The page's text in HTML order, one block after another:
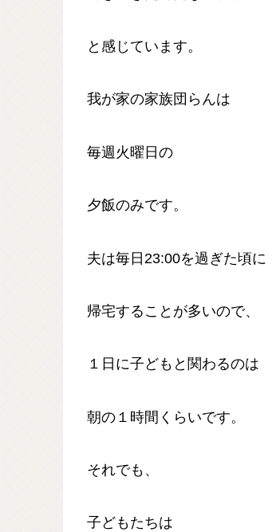
と感じています。
我が家の家族団らんは
毎週火曜日の
夕飯のみです。
夫は毎日23:00を過ぎた頃に
帰宅することが多いので、
１日に子どもと関わるのは
朝の１時間くらいです。
それでも、
子どもたちは